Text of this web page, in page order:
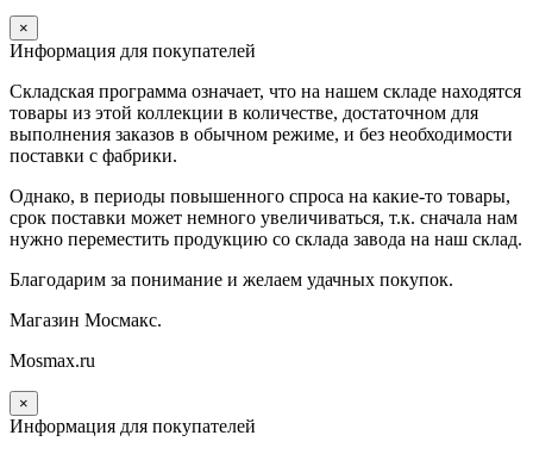
×
Информация для покупателей
Складская программа означает, что на нашем складе находятся
товары из этой коллекции в количестве, достаточном для
выполнения заказов в обычном режиме, и без необходимости
поставки с фабрики.
Однако, в периоды повышенного спроса на какие-то товары,
срок поставки может немного увеличиваться, т.к. сначала нам
нужно переместить продукцию со склада завода на наш склад.
Благодарим за понимание и желаем удачных покупок.
Магазин Мосмакс.
Mosmax.ru
×
Информация для покупателей